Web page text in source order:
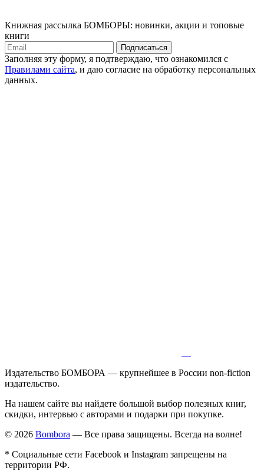
Книжная рассылка БОМБОРЫ: новинки, акции и топовые
книги
Подписаться
Заполняя эту форму, я подтверждаю, что ознакомился с
Правилами сайта, и даю согласие на обработку персональных
данных.
Издательство БОМБОРА — крупнейшее в России non-fiction
издательство.
На нашем сайте вы найдете большой выбор полезных книг,
скидки, интервью с авторами и подарки при покупке.
© 2026 Bombora — Все права защищены. Всегда на волне!
* Социальные сети Facebook и Instagram запрещены на
территории РФ.